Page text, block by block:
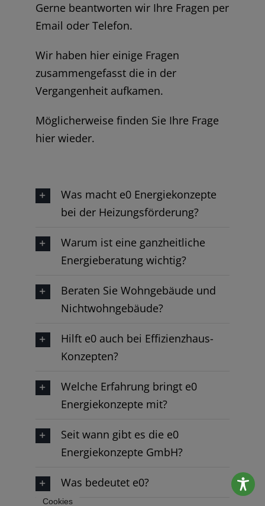
Gerne beantworten wir Ihre Fragen per
Email oder Telefon.
Wir haben hier einige Fragen
zusammengefasst die in der
Vergangenheit aufkamen.
Möglicherweise finden Sie Ihre Frage
hier wieder.
Was macht e0 Energiekonzepte
bei der Heizungsförderung?
Warum ist eine ganzheitliche
Energieberatung wichtig?
Beraten Sie Wohngebäude und
Nichtwohngebäude?
Hilft e0 auch bei Effizienzhaus-
Konzepten?
Welche Erfahrung bringt e0
Energiekonzepte mit?
Seit wann gibt es die e0
Energiekonzepte GmbH?
Was bedeutet e0?
Cookies